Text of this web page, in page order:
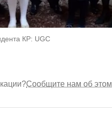
КР: UGC
Сообщите нам об